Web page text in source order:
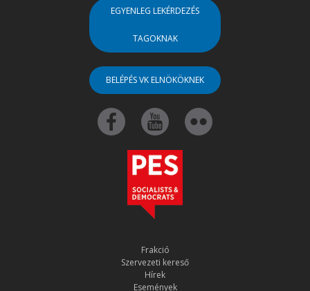
EGYENLEG LEKÉRDEZÉS
TAGOKNAK
BELÉPÉS VK ELNÖKÖKNEK
Frakció
Szervezeti kereső
Hírek
Események